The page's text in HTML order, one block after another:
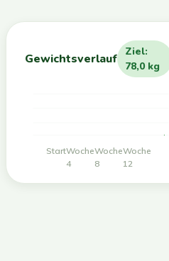
Gewichtsverlauf
Ziel:
78,0 kg
StartWoche
4
Woche
8
Woche
12